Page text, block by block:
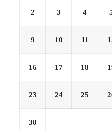
2 3 4
9 10 11
16 17 18
23 24 25
30